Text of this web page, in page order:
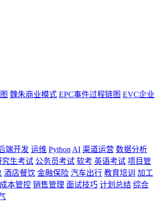
魏朱商业模式 EPC事件过程链图 EVC企业
端开发 运维 Python AI 渠道运营 数据分析
究生考试 公务员考试 软考 英语考试 项目管
酒店餐饮 金融保险 汽车出行 教育培训
加工
成本管控 销售管理 面试技巧 计划总结 综合